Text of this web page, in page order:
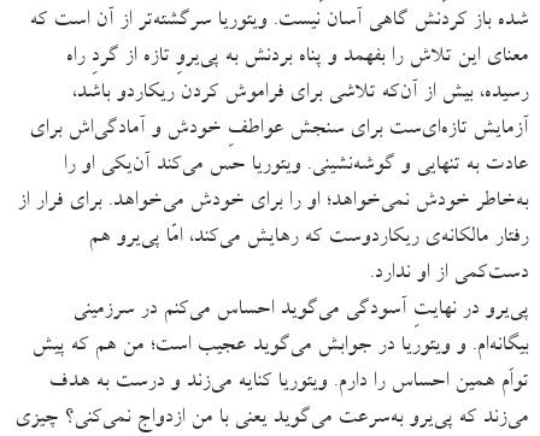
شده باز کردنش گاهی آسان نیست. ویتوریا سرگشته‌تر از آن است که
معنای این تلاش را بفهمد و پناه ‌بردنش به پی‌یروِ تازه از گردِ راه
رسیده، بیش از آن‌که تلاشی برای فراموش ‌کردن ریکاردو باشد،
آزمایش تازه‌ای‌ست برای سنجش عواطفِ خودش و آمادگی‌اش برای
عادت به تنهایی و گوشه‌نشینی. ویتوریا حس می‌کند آن‌یکی او را
به‌خاطر خودش نمی‌خواهد؛ او را برای خودش می‌خواهد. برای فرار از
رفتار مالکانه‌ی ریکاردوست که رهایش می‌کند، امّا پی‌یرو هم
دست‌کمی از او ندارد.
پی‌یرو در نهایتِ آسودگی می‌گوید احساس می‌کنم در سرزمینی
بیگانه‌ام. و ویتوریا در جوابش می‌گوید عجیب است؛ من هم که پیش
تواَم همین احساس را دارم. ویتوریا کنایه می‌زند و درست به هدف
می‌زند که پی‌یرو به‌سرعت می‌گوید یعنی با من ازدواج نمی‌کنی؟ چیزی